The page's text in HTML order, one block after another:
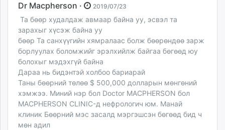
Dr Macpherson · 2019/07/23
Та бөөр худалдаж авмаар байна уу, эсвэл та
зарахыг хүсэж байна уу
бөөр Та санхүүгийн хямралаас болж бөөрөндөө зарж
борлуулах боломжийг эрэлхийлж байгаа бөгөөд юу
болохыг мэдэхгүй байна
Дараа нь бидэнтэй холбоо бариарай
Таны бөөрний төлөө $ 500,000 долларын мөнгөний
хэмжээ. Миний нэр бол Doctor MACPHERSON бол
MACPHERSON CLINIC-д нефрологич юм. Манай
клиник Бөөрний мэс засалд мэргэшсэн бөгөөд бид ч
мөн адил